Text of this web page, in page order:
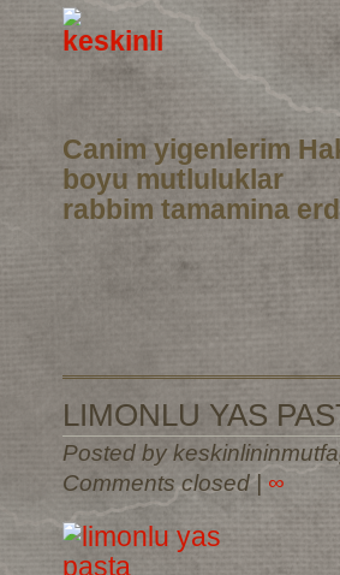
Canim yigenlerim
boyu mutluluklar
rabbim tamamina
LIMONLU YAS
Posted by
Comments closed| ∞